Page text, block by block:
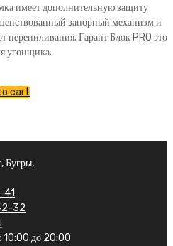
имеет дополнительную защиту
запорный механизм и
перепиливания. Гарант Блок PRO это
угонщика.
cart
Бугры,
32
10:00 до 20:00